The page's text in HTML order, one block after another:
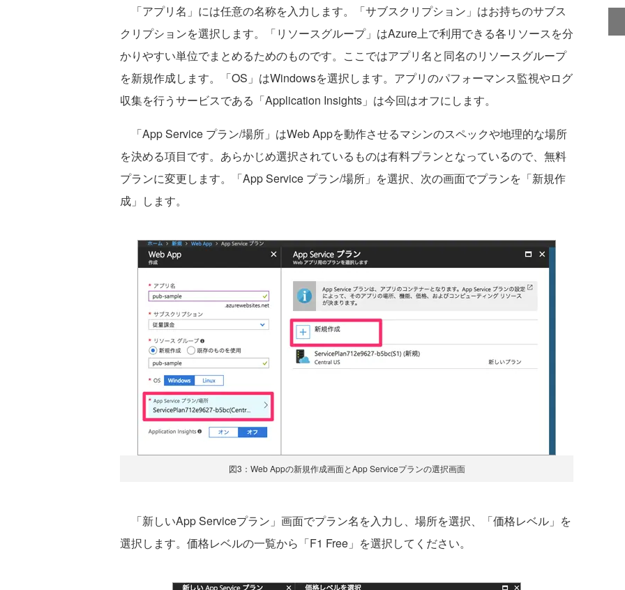
「アプリ名」には任意の名称を入力します。「サブスクリプション」はお持ちのサブス
クリプションを選択します。「リソースグループ」はAzure上で利用できる各リソースを分
かりやすい単位でまとめるためのものです。ここではアプリ名と同名のリソースグループ
を新規作成します。「OS」はWindowsを選択します。アプリのパフォーマンス監視やログ
収集を行うサービスである「Application Insights」は今回はオフにします。
「App Service プラン/場所」はWeb Appを動作させるマシンのスペックや地理的な場所
を決める項目です。あらかじめ選択されているものは有料プランとなっているので、無料
プランに変更します。「App Service プラン/場所」を選択、次の画面でプランを「新規作
成」します。
図3：Web Appの新規作成画面とApp Serviceプランの選択画面
「新しいApp Serviceプラン」画面でプラン名を入力し、場所を選択、「価格レベル」を
選択します。価格レベルの一覧から「F1 Free」を選択してください。